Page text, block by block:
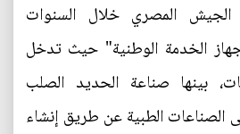
المصري خلال السنوات
الخدمة الوطنية" حيث تدخل
بينها صناعة الحديد الصلب
الصناعات الطبية عن طريق إنشاء